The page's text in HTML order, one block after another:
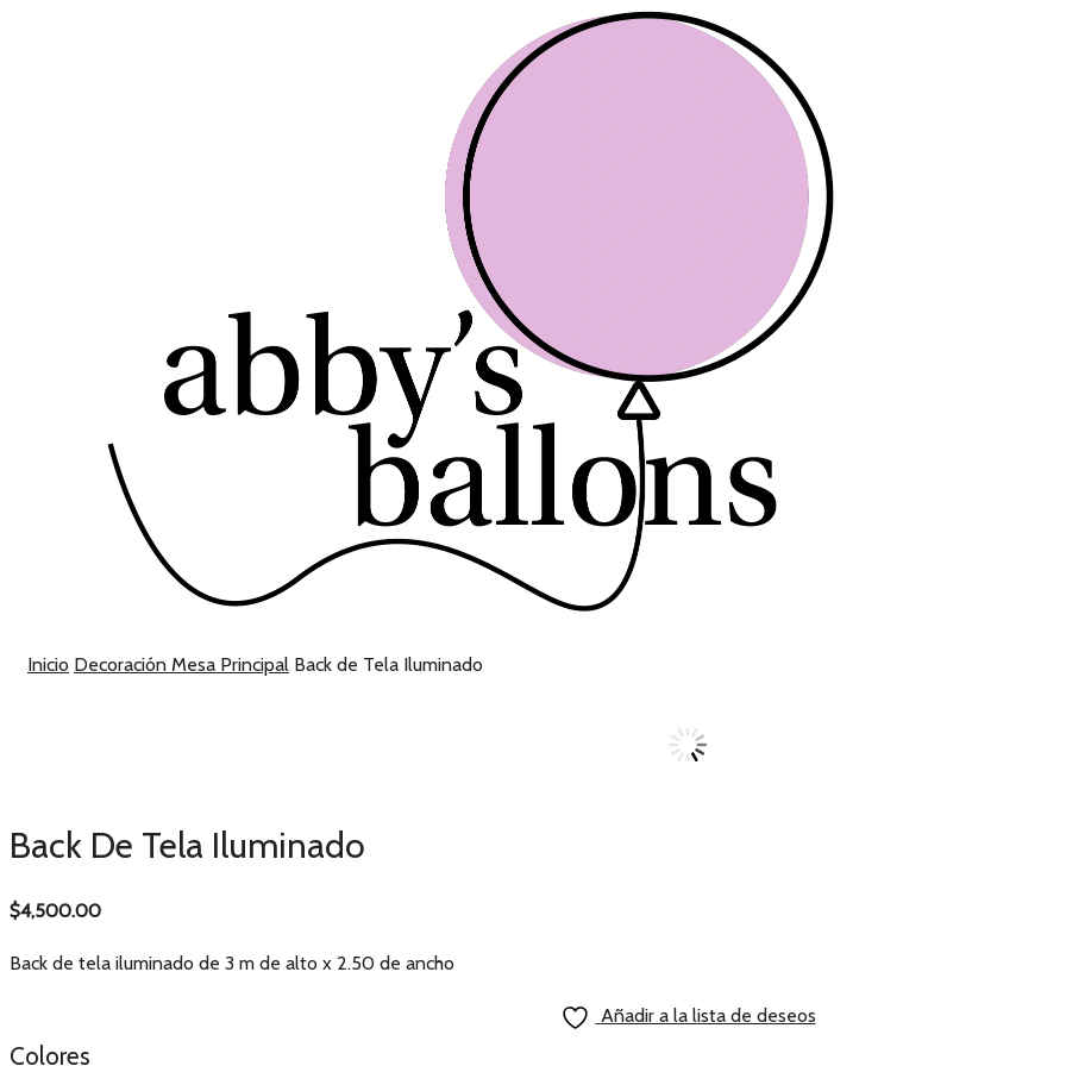
Inicio Decoración Mesa Principal Back de Tela Iluminado
Back De Tela Iluminado
$4,500.00
Back de tela iluminado de 3 m de alto x 2.50 de ancho
Añadir a la lista de deseos
Colores